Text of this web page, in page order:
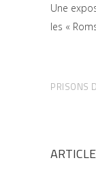
Une
les «
PRISONS